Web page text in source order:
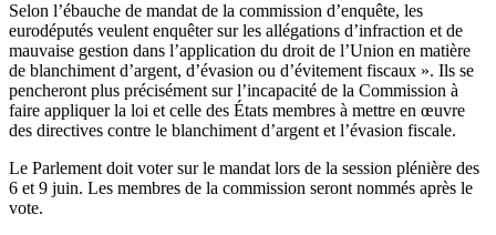
Selon l’ébauche de mandat de la commission d’enquête, les
eurodéputés veulent enquêter sur les allégations d’infraction et de
mauvaise gestion dans l’application du droit de l’Union en matière
de blanchiment d’argent, d’évasion ou d’évitement fiscaux ». Ils se
pencheront plus précisément sur l’incapacité de la Commission à
faire appliquer la loi et celle des États membres à mettre en œuvre
des directives contre le blanchiment d’argent et l’évasion fiscale.
Le Parlement doit voter sur le mandat lors de la session plénière des
6 et 9 juin. Les membres de la commission seront nommés après le
vote.